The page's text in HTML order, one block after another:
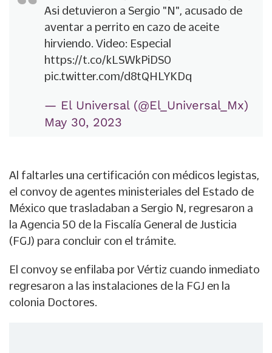
Asi detuvieron a Sergio "N", acusado de
aventar a perrito en cazo de aceite
hirviendo. Video: Especial
https://t.co/kLSWkPiDS0
pic.twitter.com/d8tQHLYKDq
— El Universal (@El_Universal_Mx)
May 30, 2023
Al faltarles una certificación con médicos legistas,
el convoy de agentes ministeriales del Estado de
México que trasladaban a Sergio N, regresaron a
la Agencia 50 de la Fiscalía General de Justicia
(FGJ) para concluir con el trámite.
El convoy se enfilaba por Vértiz cuando inmediato
regresaron a las instalaciones de la FGJ en la
colonia Doctores.